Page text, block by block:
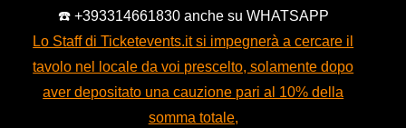
☎️ +393314661830 anche su WHATSAPP
Lo Staff di Ticketevents.it si impegnerà a cercare il
tavolo nel locale da voi prescelto, solamente dopo
aver depositato una cauzione pari al 10% della
somma totale,